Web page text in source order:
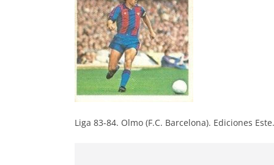
Liga 83-84. Olmo (F.C. Barcelona). Ediciones Este.